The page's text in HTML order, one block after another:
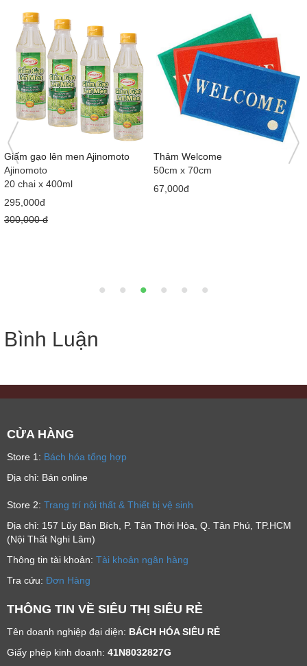
Giấm gạo lên men Ajinomoto
Ajinomoto
20 chai x 400ml
295,000đ
300,000 đ
Thảm Welcome
50cm x 70cm
67,000đ
Bình Luận
CỬA HÀNG
Store 1: Bách hóa tổng hợp
Địa chỉ: Bán online
Store 2: Trang trí nội thất & Thiết bị vệ sinh
Địa chỉ: 157 Lũy Bán Bích, P. Tân Thới Hòa, Q. Tân Phú, TP.HCM
(Nội Thất Nghi Lâm)
Thông tin tài khoản: Tài khoản ngân hàng
Tra cứu: Đơn Hàng
THÔNG TIN VỀ SIÊU THỊ SIÊU RẺ
Tên doanh nghiệp đại diện: BÁCH HÓA SIÊU RẺ
Giấy phép kinh doanh: 41N8032827G